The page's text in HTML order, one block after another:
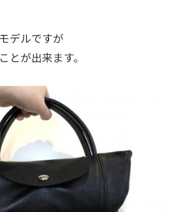
デルですが
とが出来ます。